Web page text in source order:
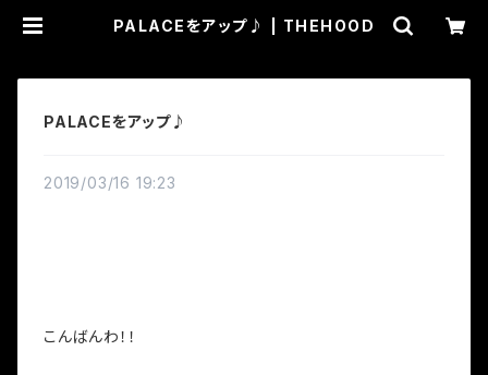
PALACEをアップ♪ | THEHOOD
PALACEをアップ♪
2019/03/16 19:23
こんばんわ！！